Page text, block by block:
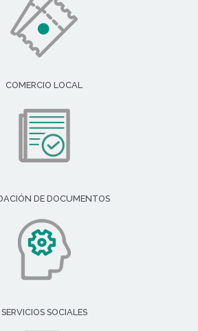
COMERCIO LOCAL
DE DOCUMENTOS
SERVICIOS SOCIALES